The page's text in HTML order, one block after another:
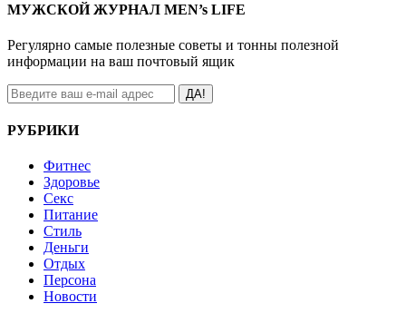
МУЖСКОЙ ЖУРНАЛ MEN’s LIFE
Регулярно самые полезные советы и тонны полезной
информации на ваш почтовый ящик
ДА!
РУБРИКИ
Фитнес
Здоровье
Секс
Питание
Стиль
Деньги
Отдых
Персона
Новости